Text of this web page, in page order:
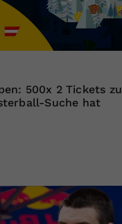
500x 2 Tickets zu
Suche hat